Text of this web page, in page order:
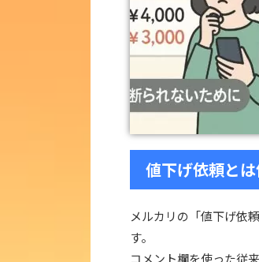
値下げ依頼と
メルカリの「値下げ依
す。
コメント欄を使った従